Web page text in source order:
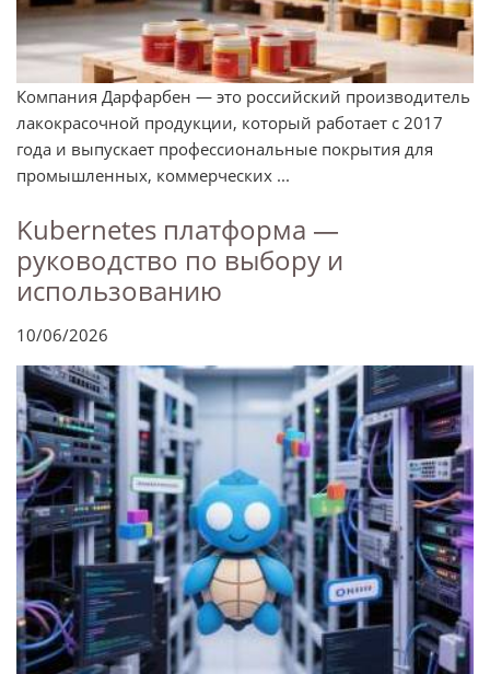
Компания Дарфарбен — это российский производитель
лакокрасочной продукции, который работает с 2017
года и выпускает профессиональные покрытия для
промышленных, коммерческих ...
Kubernetes платформа —
руководство по выбору и
использованию
10/06/2026